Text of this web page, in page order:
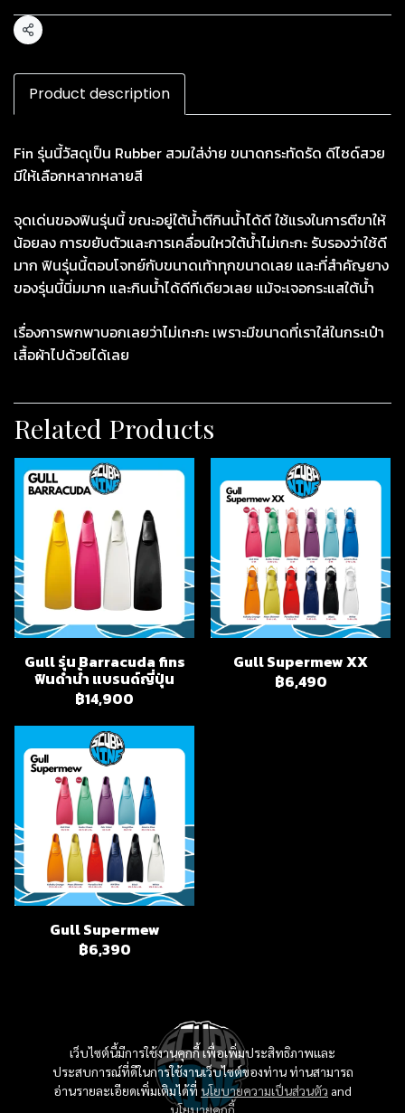
Share
Product description
Fin รุ่นนี้วัสดุเป็น Rubber สวมใส่ง่าย ขนาดกระทัดรัด ดีไซด์สวย
มีให้เลือกหลากหลายสี
จุดเด่นของฟินรุ่นนี้ ขณะอยู่ใต้น้ำตีกินน้ำได้ดี ใช้แรงในการตีขาให้
น้อยลง การขยับตัวและการเคลื่อนใหวใต้น้ำไม่เกะกะ รับรองว่าใช้ดี
มาก ฟินรุ่นนี้ตอบโจทย์กับขนาดเท้าทุกขนาดเลย และที่สำคัญยาง
ของรุ่นนี้นิ่มมาก และกินน้ำได้ดีทีเดียวเลย แม้จะเจอกระแสใต้น้ำ
เรื่องการพกพาบอกเลยว่าไม่เกะกะ เพราะมีขนาดที่เราใส่ในกระเป๋า
เสื้อผ้าไปด้วยได้เลย
Related Products
Gull รุ่น Barracuda fins
ฟินดำน้ำ แบรนด์ญี่ปุ่น
฿14,900
Gull Supermew XX
฿6,490
Gull Supermew
฿6,390
เว็บไซต์นี้มีการใช้งานคุกกี้ เพื่อเพิ่มประสิทธิภาพและ
ประสบการณ์ที่ดีในการใช้งานเว็บไซต์ของท่าน ท่านสามารถ
อ่านรายละเอียดเพิ่มเติมได้ที่ นโยบายความเป็นส่วนตัว and
นโยบายคุกกี้